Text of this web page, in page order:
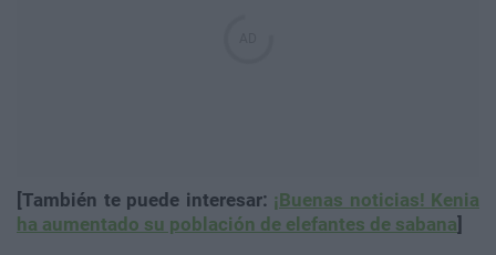
[También te puede interesar: ¡Buenas noticias! Kenia
ha aumentado su población de elefantes de sabana]